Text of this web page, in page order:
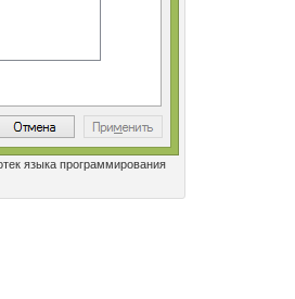
языка программирования